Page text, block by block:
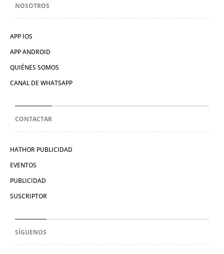
NOSOTROS
APP IOS
APP ANDROID
QUIÉNES SOMOS
CANAL DE WHATSAPP
CONTACTAR
HATHOR PUBLICIDAD
EVENTOS
PUBLICIDAD
SUSCRIPTOR
SÍGUENOS